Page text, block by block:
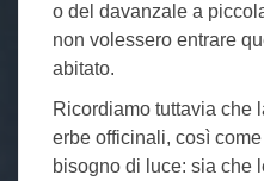
o del davanzale a
non volessero entrare
abitato.
Ricordiamo tuttavia che
erbe officinali, così
bisogno di luce: sia che